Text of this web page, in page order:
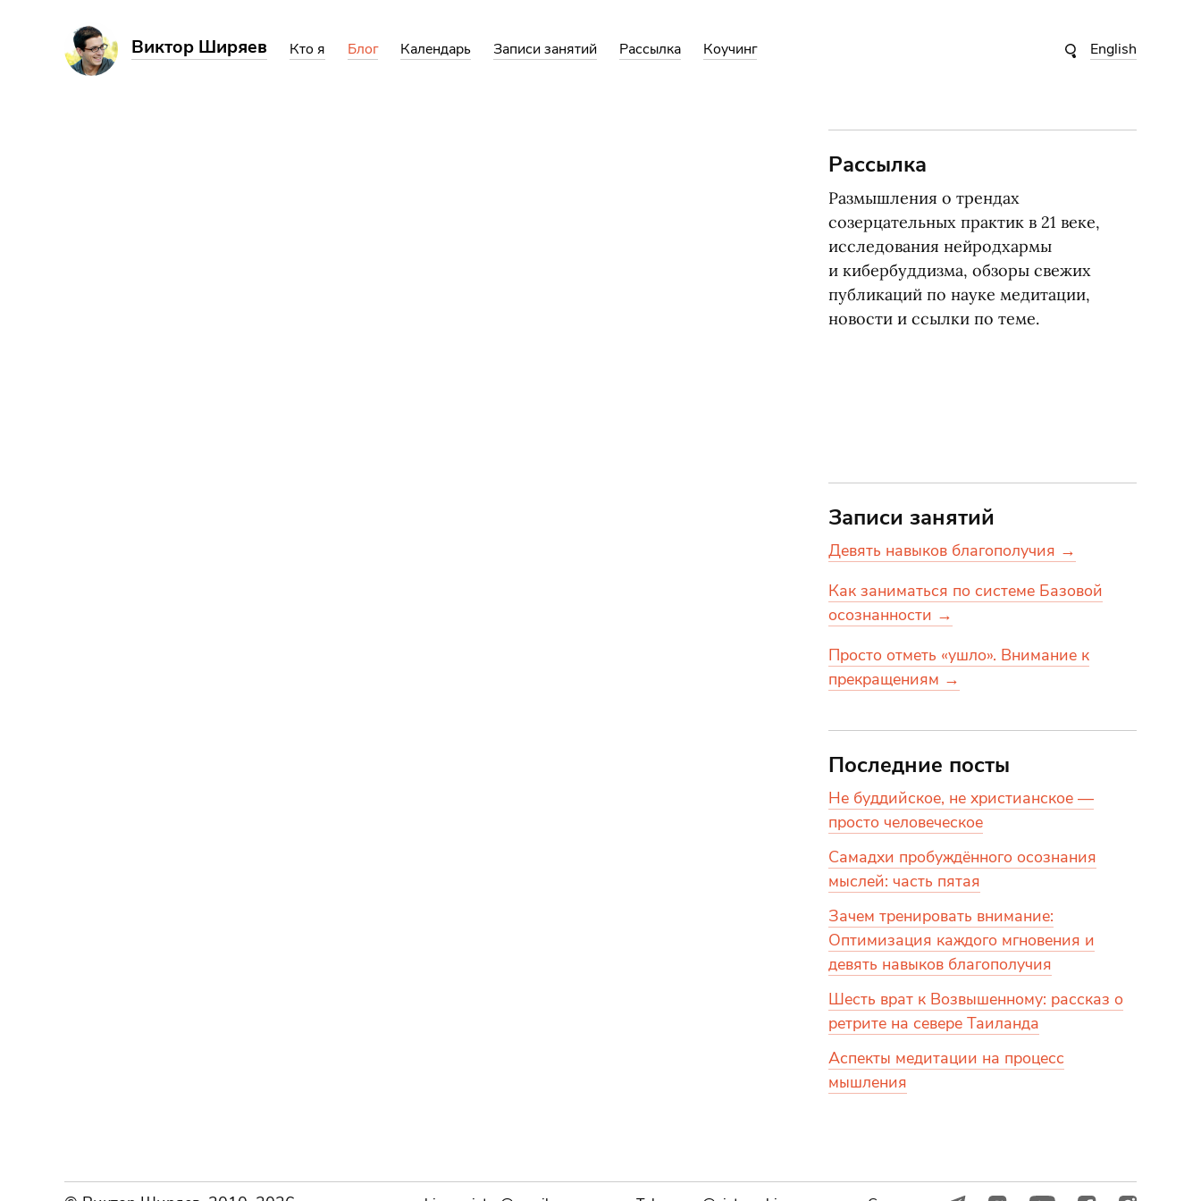
English
Виктор Ширяев Кто я Блог Календарь Записи занятий Рассылка Коучинг
Рассылка
Размышления о трендах
созерцательных практик в 21 веке,
исследования нейродхармы
и кибербуддизма, обзоры свежих
публикаций по науке медитации,
новости и ссылки по теме.
Записи занятий
Девять навыков благополучия →
Как заниматься по системе Базовой
осознанности →
Просто отметь «ушло». Внимание к
прекращениям →
Последние посты
Не буддийское, не христианское —
просто человеческое
Самадхи пробуждённого осознания
мыслей: часть пятая
Зачем тренировать внимание:
Оптимизация каждого мгновения и
девять навыков благополучия
Шесть врат к Возвышенному: рассказ о
ретрите на севере Таиланда
Аспекты медитации на процесс
мышления